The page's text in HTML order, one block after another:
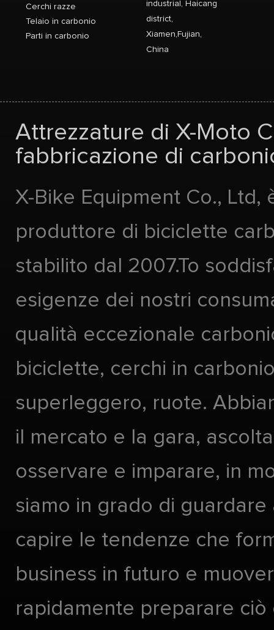
Cerchi razze
Telaio in carbonio
Parti in carbonio
industrial, Haicang
district,
Xiamen,Fujian,
China
Attrezzature di X-Moto
fabbricazione di
X-Bike Equipment Co., Ltd,
produttore di biciclette
stabilito dal 2007.To
esigenze dei nostri
qualità eccezionale
biciclette, cerchi in
superleggero, ruote.
il mercato e la gara,
osservare e imparare, in
siamo in grado di guardare
capire le tendenze che
business in futuro e
rapidamente preparare ciò